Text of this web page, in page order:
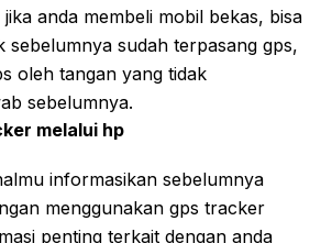
anda membeli mobil bekas, bisa
sebelumnya sudah terpasang gps,
oleh tangan yang tidak
sebelumnya.
melalui hp
informasikan sebelumnya
menggunakan gps tracker
penting terkait dengan anda